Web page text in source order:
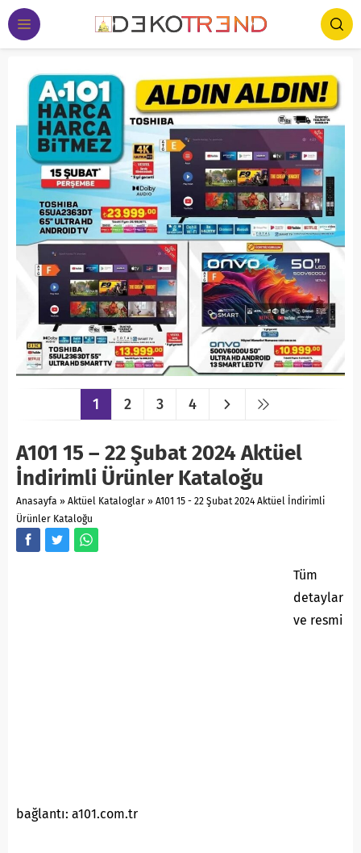
1 2 3 4
A101 15 – 22 Şubat 2024 Aktüel
İndirimli Ürünler Kataloğu
Anasayfa » Aktüel Kataloglar » A101 15 - 22 Şubat 2024 Aktüel İndirimli
Ürünler Kataloğu
Tüm
detaylar
ve resmi
bağlantı: a101.com.tr